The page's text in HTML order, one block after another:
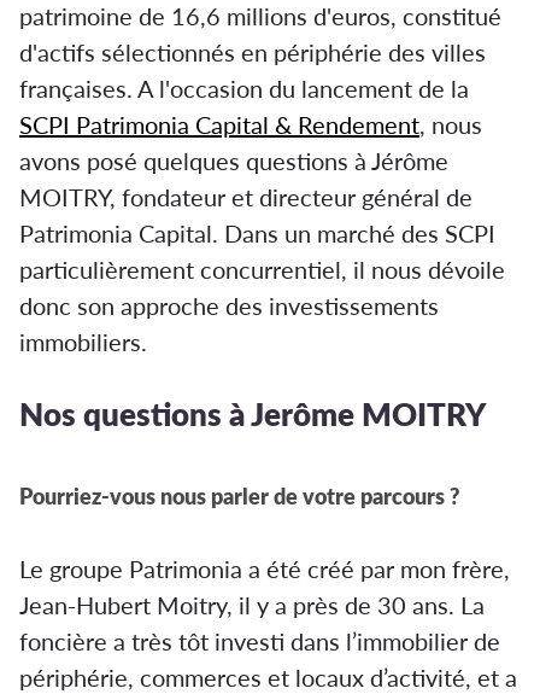
patrimoine de 16,6 millions d'euros, constitué
d'actifs sélectionnés en périphérie des villes
françaises. A l'occasion du lancement de la
SCPI Patrimonia Capital & Rendement, nous
avons posé quelques questions à Jérôme
MOITRY, fondateur et directeur général de
Patrimonia Capital. Dans un marché des SCPI
particulièrement concurrentiel, il nous dévoile
donc son approche des investissements
immobiliers.
Nos questions à Jerôme MOITRY
Pourriez-vous nous parler de votre parcours ?
Le groupe Patrimonia a été créé par mon frère,
Jean-Hubert Moitry, il y a près de 30 ans. La
foncière a très tôt investi dans l’immobilier de
périphérie, commerces et locaux d’activité, et a